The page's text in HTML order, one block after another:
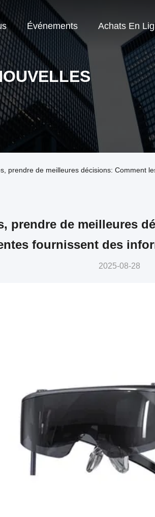
Événements Achats En
prendre de meilleures décisions: Comment
prendre de meilleures
fournissent des
2025-08-28